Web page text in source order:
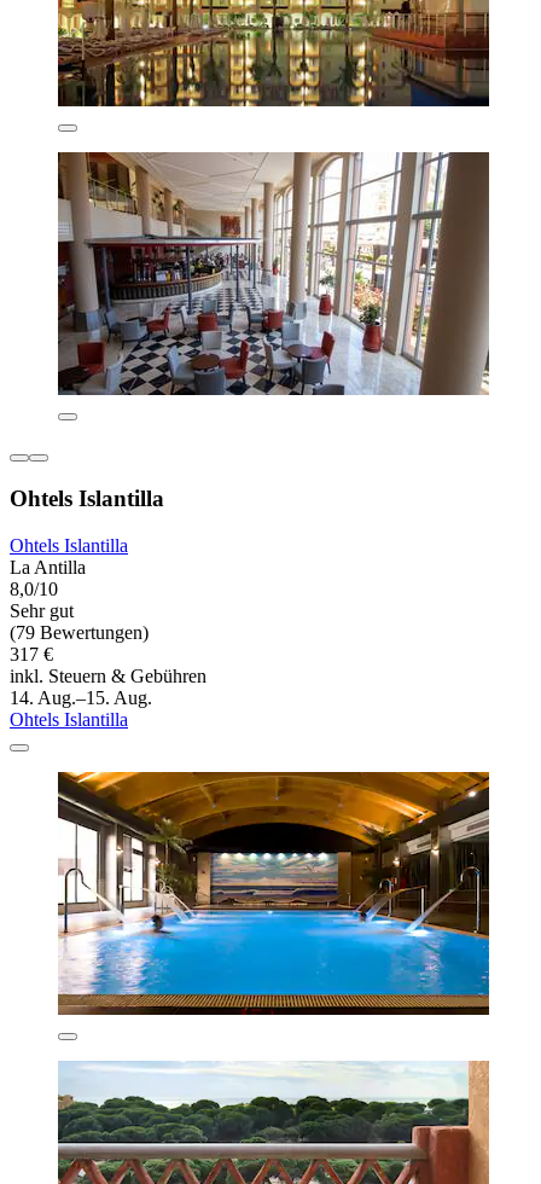
Ohtels Islantilla
Ohtels Islantilla
La Antilla
8,0/10
Sehr gut
(79 Bewertungen)
317 €
inkl. Steuern & Gebühren
14. Aug.–15. Aug.
Ohtels Islantilla